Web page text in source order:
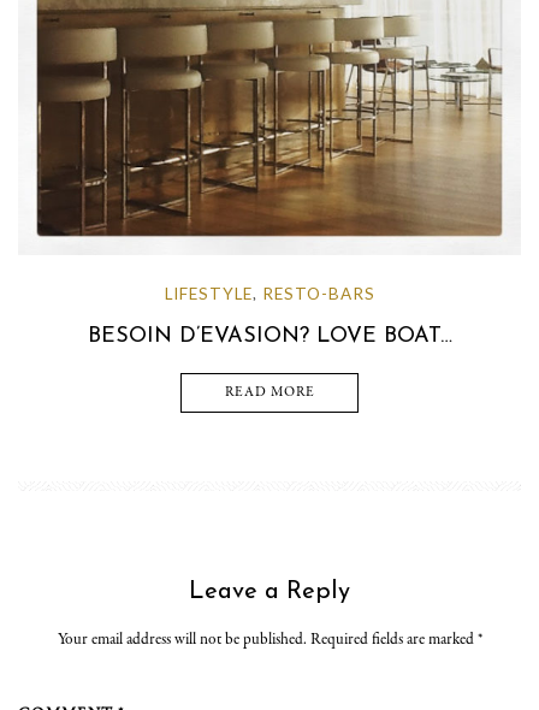
LIFESTYLE, RESTO-BARS
BESOIN D’EVASION? LOVE BOAT…
READ MORE
Leave a Reply
Your email address will not be published. Required fields are marked *